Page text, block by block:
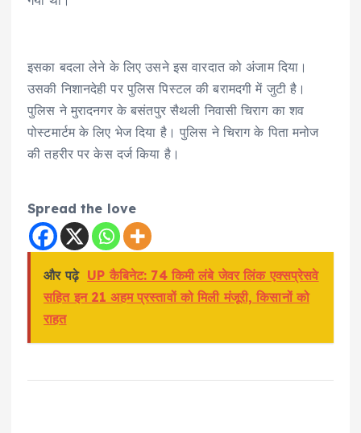
इसका बदला लेने के लिए उसने इस वारदात को अंजाम दिया।
उसकी निशानदेही पर पुलिस पिस्टल की बरामदगी में जुटी है।
पुलिस ने मुरादनगर के बसंतपुर सैथली निवासी चिराग का शव
पोस्टमार्टम के लिए भेज दिया है। पुलिस ने चिराग के पिता मनोज
की तहरीर पर केस दर्ज किया है।
Spread the love
और पढ़े UP कैबिनेट: 74 किमी लंबे जेवर लिंक एक्सप्रेसवे
सहित इन 21 अहम प्रस्तावों को मिली मंजूरी, किसानों को
राहत